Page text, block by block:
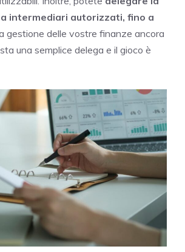
intermediari autorizzati, fino a
gestione delle vostre finanze ancora
una semplice delega e il gioco è